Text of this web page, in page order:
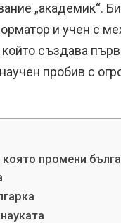
„академик“.
и учен с
който създава
пробив с
промени